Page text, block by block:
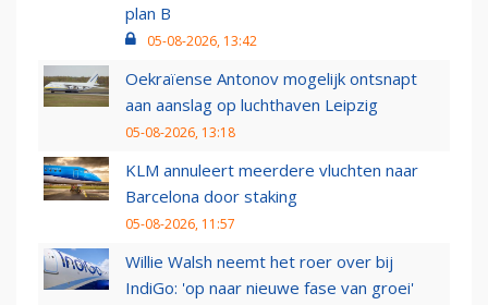
plan B
05-08-2026, 13:42
Oekraïense Antonov mogelijk ontsnapt
aan aanslag op luchthaven Leipzig
05-08-2026, 13:18
KLM annuleert meerdere vluchten naar
Barcelona door staking
05-08-2026, 11:57
Willie Walsh neemt het roer over bij
IndiGo: 'op naar nieuwe fase van groei'